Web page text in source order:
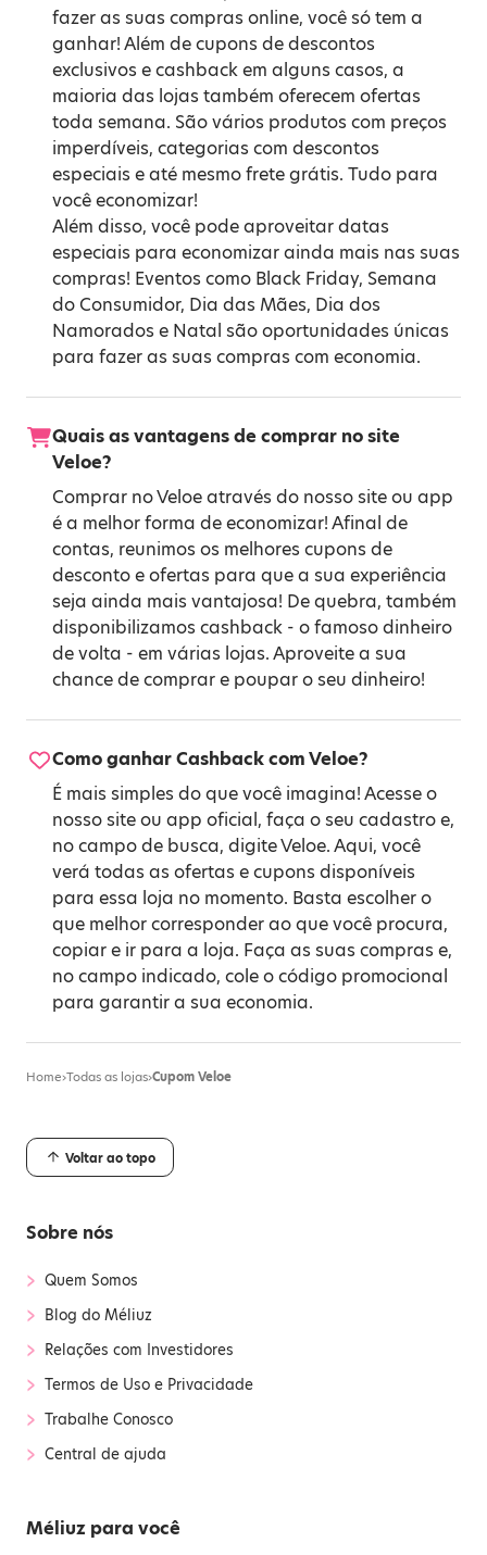
fazer as suas compras online, você só tem a
ganhar! Além de cupons de descontos
exclusivos e cashback em alguns casos, a
maioria das lojas também oferecem ofertas
toda semana. São vários produtos com preços
imperdíveis, categorias com descontos
especiais e até mesmo frete grátis. Tudo para
você economizar!
Além disso, você pode aproveitar datas
especiais para economizar ainda mais nas suas
compras! Eventos como Black Friday, Semana
do Consumidor, Dia das Mães, Dia dos
Namorados e Natal são oportunidades únicas
para fazer as suas compras com economia.
Quais as vantagens de comprar no site
Veloe?
Comprar no Veloe através do nosso site ou app
é a melhor forma de economizar! Afinal de
contas, reunimos os melhores cupons de
desconto e ofertas para que a sua experiência
seja ainda mais vantajosa! De quebra, também
disponibilizamos cashback - o famoso dinheiro
de volta - em várias lojas. Aproveite a sua
chance de comprar e poupar o seu dinheiro!
Como ganhar Cashback com Veloe?
É mais simples do que você imagina! Acesse o
nosso site ou app oficial, faça o seu cadastro e,
no campo de busca, digite Veloe. Aqui, você
verá todas as ofertas e cupons disponíveis
para essa loja no momento. Basta escolher o
que melhor corresponder ao que você procura,
copiar e ir para a loja. Faça as suas compras e,
no campo indicado, cole o código promocional
para garantir a sua economia.
Home›Todas as lojas›Cupom Veloe
Voltar ao topo
Sobre nós
› Quem Somos
› Blog do Méliuz
› Relações com Investidores
› Termos de Uso e Privacidade
› Trabalhe Conosco
› Central de ajuda
Méliuz para você